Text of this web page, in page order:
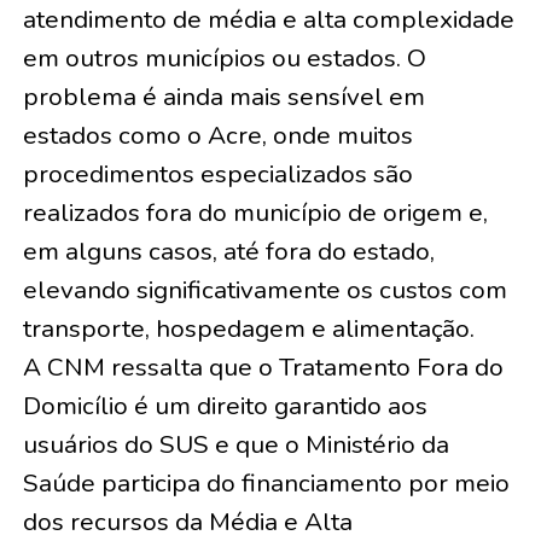
atendimento de média e alta complexidade
em outros municípios ou estados. O
problema é ainda mais sensível em
estados como o Acre, onde muitos
procedimentos especializados são
realizados fora do município de origem e,
em alguns casos, até fora do estado,
elevando significativamente os custos com
transporte, hospedagem e alimentação.
A CNM ressalta que o Tratamento Fora do
Domicílio é um direito garantido aos
usuários do SUS e que o Ministério da
Saúde participa do financiamento por meio
dos recursos da Média e Alta